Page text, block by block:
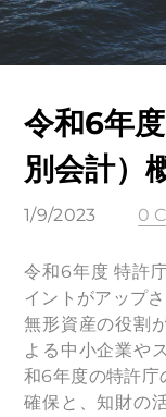
令和6年
別会計）
1/9/2023 0
令和6年度 特許
イントがアップさ
無形資産の役割
よる中小企業や
和6年度の特許庁
確保と、知財の